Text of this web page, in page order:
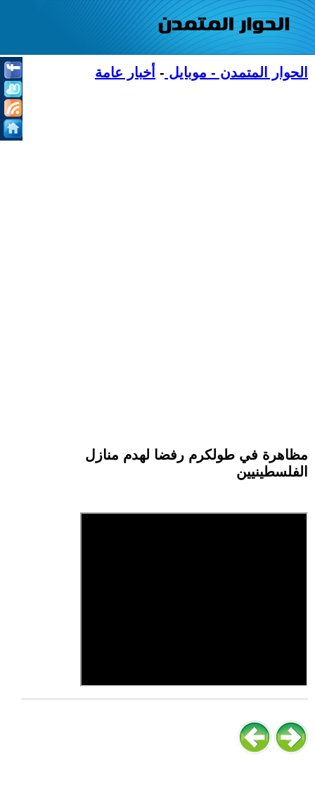
الحوار المتمدن - موبايل - أخبار عامة
مظاهرة في طولكرم رفضا لهدم منازل
الفلسطينيين